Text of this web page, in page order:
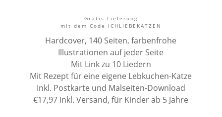
Gratis Lieferung
mit dem Code ICHLIEBEKATZEN
Hardcover, 140 Seiten, farbenfrohe
Illustrationen auf jeder Seite
Mit Link zu 10 Liedern
Mit Rezept für eine eigene Lebkuchen-Katze
Inkl. Postkarte und Malseiten-Download
€17,97 inkl. Versand, für Kinder ab 5 Jahre